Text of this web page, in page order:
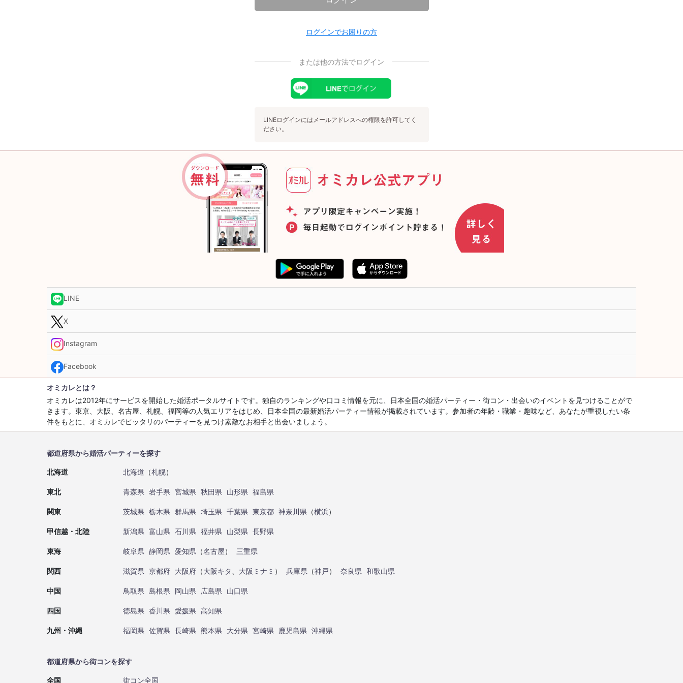
ログインでお困りの方
または他の方法でログイン
LINEログインにはメールアドレスへの権限を許可してく
ださい。
LINE
X
Instagram
Facebook
オミカレとは？
オミカレは2012年にサービスを開始した婚活ポータルサイトです。独自のランキングや口コミ情報を元に、日本全国の婚活パーティー・街コン・出会いのイベントを見つけることがで
きます。東京、大阪、名古屋、札幌、福岡等の人気エリアをはじめ、日本全国の最新婚活パーティー情報が掲載されています。参加者の年齢・職業・趣味など、あなたが重視したい条
件をもとに、オミカレでピッタリのパーティーを見つけ素敵なお相手と出会いましょう。
都道府県から婚活パーティーを探す
北海道 北海道 （札幌）
東北 青森県 岩手県 宮城県 秋田県 山形県 福島県
関東 茨城県 栃木県 群馬県 埼玉県 千葉県 東京都 神奈川県 （横浜）
甲信越・北陸 新潟県 富山県 石川県 福井県 山梨県 長野県
東海 岐阜県 静岡県 愛知県 （名古屋） 三重県
関西 滋賀県 京都府 大阪府 （大阪キタ 大阪ミナミ ） 兵庫県 （神戸） 奈良県 和歌山県
中国 鳥取県 島根県 岡山県 広島県 山口県
四国 徳島県 香川県 愛媛県 高知県
九州・沖縄 福岡県 佐賀県 長崎県 熊本県 大分県 宮崎県 鹿児島県 沖縄県
都道府県から街コンを探す
全国 街コン全国